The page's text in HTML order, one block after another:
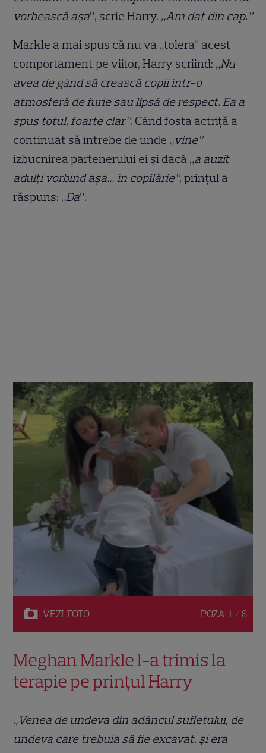
vorbească așa”, scrie Harry. „Am dat din cap.”
Markle a mai spus că nu va „tolera” acest
comportament pe viitor, Harry scriind: „Nu
avea de gând să crească copii într-o
atmosferă de furie sau lipsă de respect. Ea a
spus totul, foarte clar”. Când fosta actriță a
continuat să întrebe de unde „vine”
izbucnirea partenerului ei și dacă „a auzit
adulți vorbind așa… în copilărie”,prințul a
răspuns: „Da”.
VEZI FOTO POZA 1 / 8
Meghan Markle l-a trimis la
terapie pe prințul Harry
„Venea de undeva din adâncul sufletului, de
undeva care trebuia să fie excavat, și era